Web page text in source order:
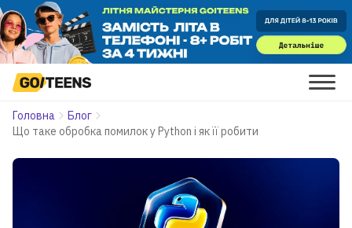
Головна
Блог
Що таке обробка помилок у Python і як її робити